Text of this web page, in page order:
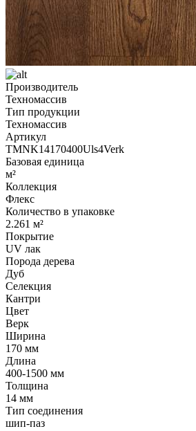
Производитель
Техномассив
Тип продукции
Техномассив
Артикул
TMNK14170400Uls4Verk
Базовая единица
м²
Коллекция
Флекс
Количество в упаковке
2.261 м²
Покрытие
UV лак
Порода дерева
Дуб
Селекция
Кантри
Цвет
Верк
Ширина
170 мм
Длина
400-1500 мм
Толщина
14 мм
Тип соединения
шип-паз